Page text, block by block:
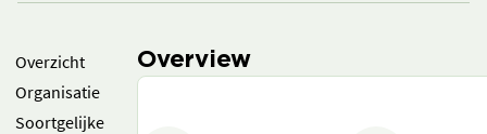
Overzicht
Organisatie
Soortgelijke
Overview